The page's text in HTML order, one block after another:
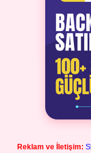
Reklam ve İletişim: